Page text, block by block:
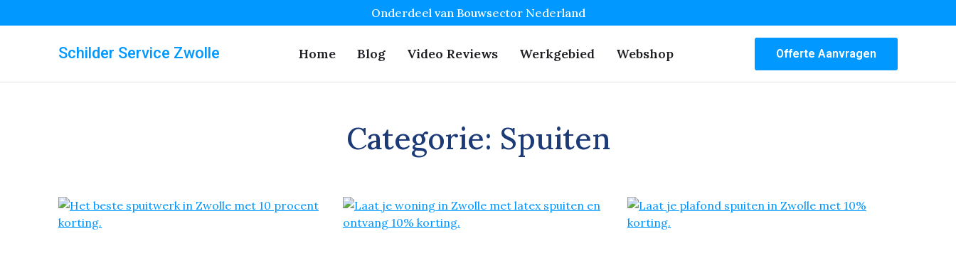
Onderdeel van Bouwsector Nederland
Schilder Service Zwolle Home Blog Video Reviews Werkgebied Webshop Offerte Aanvragen
Categorie: Spuiten